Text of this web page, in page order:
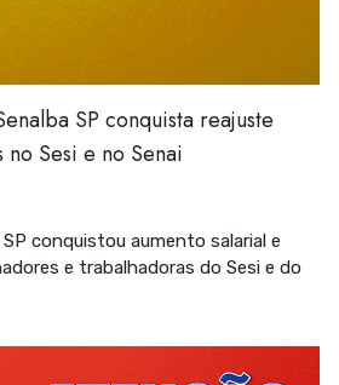
SP conquista reajuste
Sesi e no Senai
conquistou aumento salarial e
e trabalhadoras do Sesi e do